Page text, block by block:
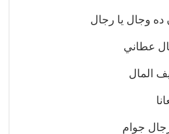
وجال يا رجال
عطاني
المال
جوام